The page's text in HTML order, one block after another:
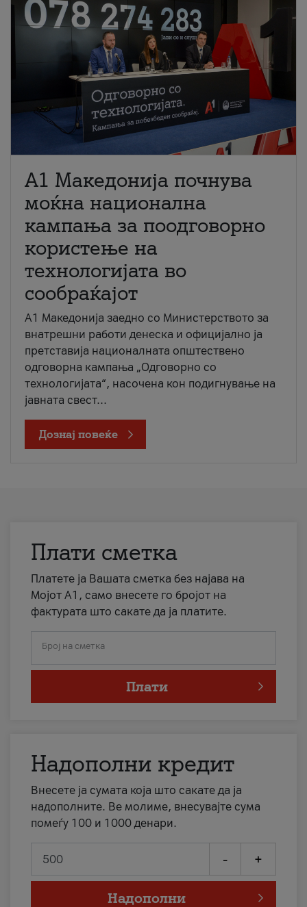
A1 Македонија почнува
моќна национална
кампања за поодговорно
користење на
технологијата во
сообраќајот
A1 Македонија заедно со Министерството за
внатрешни работи денеска и официјално ја
претставија националната општествено
одговорна кампања „Одговорно со
технологијата“, насочена кон подигнување на
јавната свест...
Дознај повеќе
Плати сметка
Платете ја Вашата сметка без најава на
Мојот А1, само внесете го бројот на
фактурата што сакате да ја платите.
Број на сметка
Плати
Надополни кредит
Внесете ја сумата која што сакате да ја
надополните. Ве молиме, внесувајте сума
помеѓу 100 и 1000 денари.
- +
Надополни